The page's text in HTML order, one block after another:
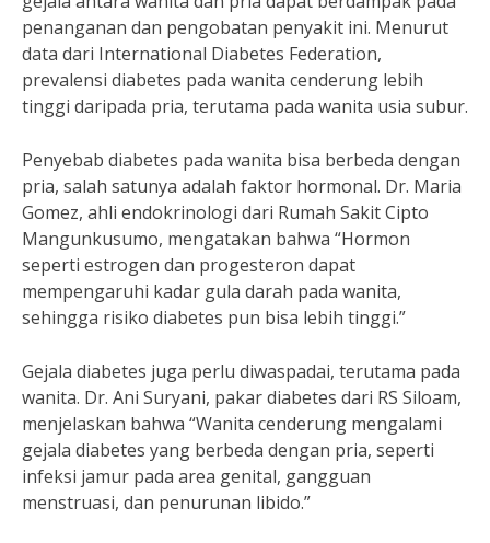
penanganan dan pengobatan penyakit ini. Menurut
data dari International Diabetes Federation,
prevalensi diabetes pada wanita cenderung lebih
tinggi daripada pria, terutama pada wanita usia subur.
Penyebab diabetes pada wanita bisa berbeda dengan
pria, salah satunya adalah faktor hormonal. Dr. Maria
Gomez, ahli endokrinologi dari Rumah Sakit Cipto
Mangunkusumo, mengatakan bahwa “Hormon
seperti estrogen dan progesteron dapat
mempengaruhi kadar gula darah pada wanita,
sehingga risiko diabetes pun bisa lebih tinggi.”
Gejala diabetes juga perlu diwaspadai, terutama pada
wanita. Dr. Ani Suryani, pakar diabetes dari RS Siloam,
menjelaskan bahwa “Wanita cenderung mengalami
gejala diabetes yang berbeda dengan pria, seperti
infeksi jamur pada area genital, gangguan
menstruasi, dan penurunan libido.”